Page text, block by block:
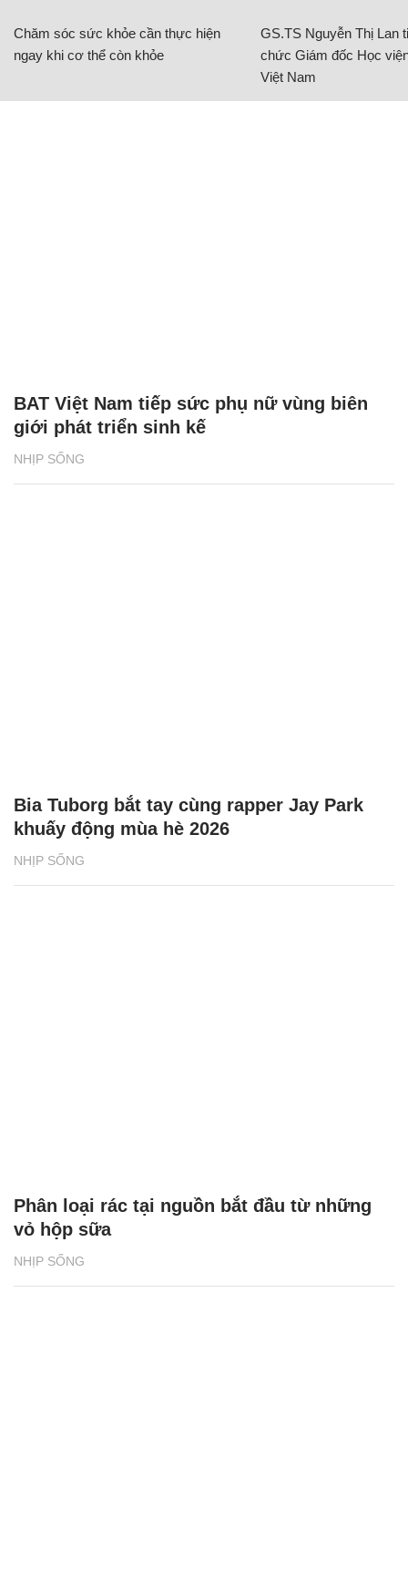
Chăm sóc sức khỏe cần thực hiện
ngay khi cơ thể còn khỏe
GS.TS Nguyễn Thị Lan
chức Giám đốc Học
Việt Nam
NHỊP SỐNG
BAT Việt Nam tiếp sức phụ nữ vùng biên
giới phát triển sinh kế
NHỊP SỐNG
Bia Tuborg bắt tay cùng rapper Jay Park
khuấy động mùa hè 2026
NHỊP SỐNG
Phân loại rác tại nguồn bắt đầu từ những
vỏ hộp sữa